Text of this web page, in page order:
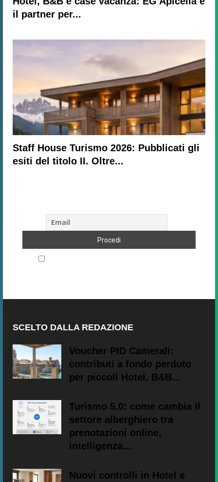
il partner per...
Staff House Turismo 2026: Pubblicati gli
esiti del titolo II. Oltre...
Accetto le regole di riservatezza di questo sito
SCELTO DALLA REDAZIONE
Voucher PID Camerali:
contributi a fondo perduto
per piccoli Hotel, B&B...
Turismo 5.0: come cambia il
settore alberghiero tra
prenotazioni online,
intelligenza...
Nuovi controlli in Hotel e